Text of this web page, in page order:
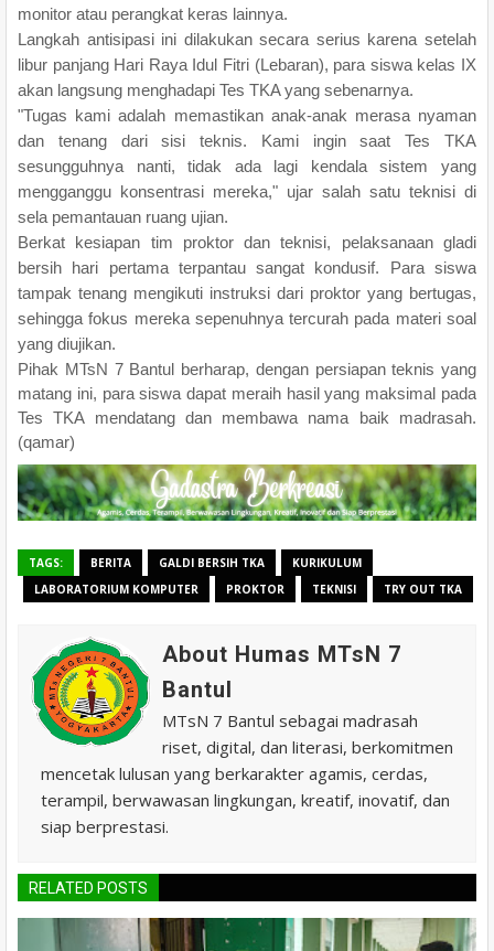
monitor atau perangkat keras lainnya.
Langkah antisipasi ini dilakukan secara serius karena setelah
libur panjang Hari Raya Idul Fitri (Lebaran), para siswa kelas IX
akan langsung menghadapi Tes TKA yang sebenarnya.
"Tugas kami adalah memastikan anak-anak merasa nyaman
dan tenang dari sisi teknis. Kami ingin saat Tes TKA
sesungguhnya nanti, tidak ada lagi kendala sistem yang
mengganggu konsentrasi mereka," ujar salah satu teknisi di
sela pemantauan ruang ujian.
Berkat kesiapan tim proktor dan teknisi, pelaksanaan gladi
bersih hari pertama terpantau sangat kondusif. Para siswa
tampak tenang mengikuti instruksi dari proktor yang bertugas,
sehingga fokus mereka sepenuhnya tercurah pada materi soal
yang diujikan.
Pihak MTsN 7 Bantul berharap, dengan persiapan teknis yang
matang ini, para siswa dapat meraih hasil yang maksimal pada
Tes TKA mendatang dan membawa nama baik madrasah.
(qamar)
TAGS: BERITA GALDI BERSIH TKA
KURIKULUM
LABORATORIUM KOMPUTER
PROKTOR TEKNISI TRY OUT TKA
About Humas MTsN 7
Bantul
MTsN 7 Bantul sebagai madrasah
riset, digital, dan literasi, berkomitmen
mencetak lulusan yang berkarakter agamis, cerdas,
terampil, berwawasan lingkungan, kreatif, inovatif, dan
siap berprestasi.
RELATED POSTS